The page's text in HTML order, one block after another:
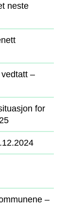
neste
‒
for
‒